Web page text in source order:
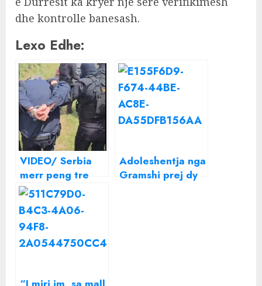
dhe kontrolle banesash.
Lexo Edhe:
VIDEO/ Serbia
merr peng tre
policë të
Kosovës, del
momenti i
rrëmbimit
Adoleshentja nga
Gramshi prej dy